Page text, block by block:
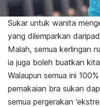
Sukar untuk wanita
yang dilemparkan
Malah, semua kerlingan
ia juga boleh buatkan
Walaupun semua ini
pemakaian bra sukan
semua pergerakan